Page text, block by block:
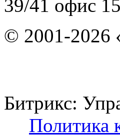
39/41 офис
© 2001-2026
Битрикс:
Политика